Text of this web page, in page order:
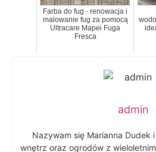
Farba do fug - renowacja i
malowanie fug za pomocą
Ultracare Mapei Fuga
Fresca
admin
Nazywam się Marianna Dudek
wnętrz oraz ogrodów z